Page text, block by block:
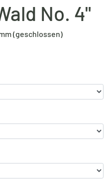
No. 4"
(geschlossen)